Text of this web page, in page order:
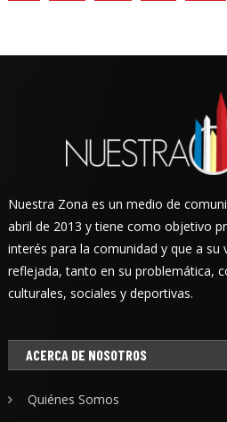
Nuestra Zona es un medio de
abril de 2013 y tiene como objetivo
interés para la comunidad y que a su
reflejada, tanto en su problemática,
culturales, sociales y deportivas.
ACERCA DE NOSOTROS
Quiénes Somos